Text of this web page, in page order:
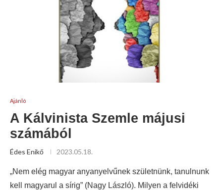
Ajánló
A Kálvinista Szemle májusi
számából
Édes Enikő 2023.05.18.
„Nem elég magyar anyanyelvűnek születnünk, tanulnunk
kell magyarul a sírig” (Nagy László). Milyen a felvidéki